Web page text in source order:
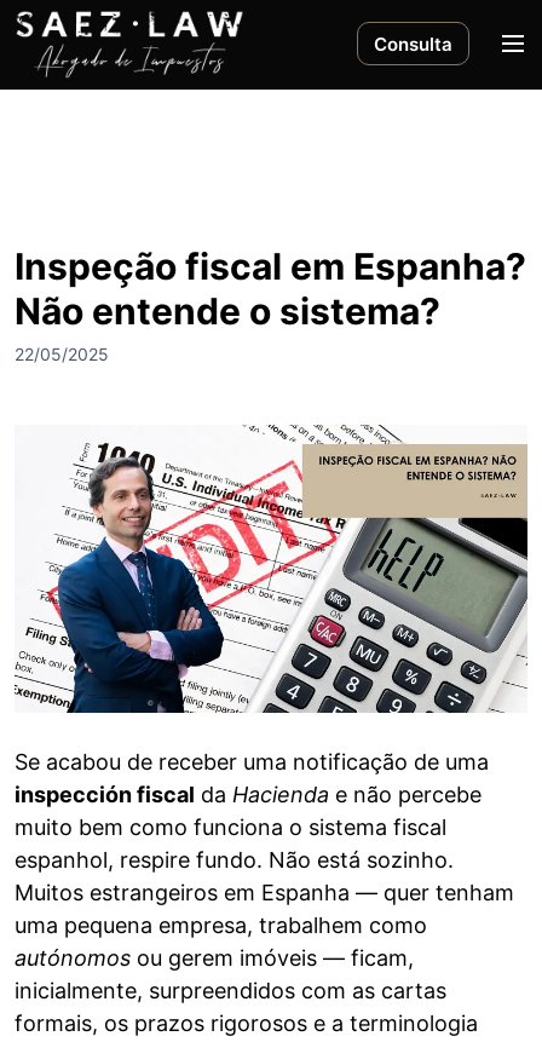
Consulta
M
Inspeção fiscal em Espanha?
Não entende o sistema?
22/05/2025
Se acabou de receber uma notificação de uma
inspección fiscal da Hacienda e não percebe
muito bem como funciona o sistema fiscal
espanhol, respire fundo. Não está sozinho.
Muitos estrangeiros em Espanha — quer tenham
uma pequena empresa, trabalhem como
autónomos ou gerem imóveis — ficam,
inicialmente, surpreendidos com as cartas
formais, os prazos rigorosos e a terminologia